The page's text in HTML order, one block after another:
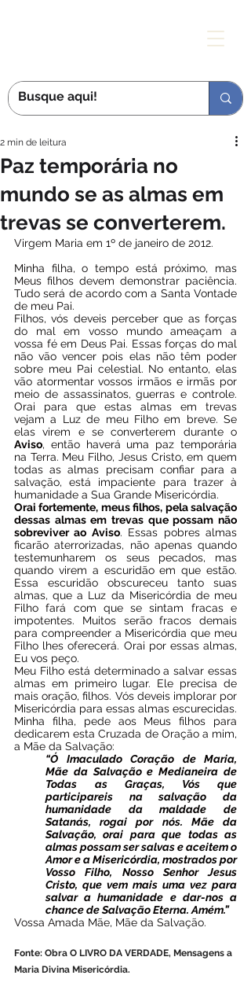
Paz temporária no
mundo se as almas em
trevas se converterem.
2 min de leitura
Virgem Maria em 1º de janeiro de 2012.
Minha filha, o tempo está próximo, mas
Meus filhos devem demonstrar paciência.
Tudo será de acordo com a Santa Vontade
de meu Pai.
Filhos, vós deveis perceber que as forças
do mal em vosso mundo ameaçam a
vossa fé em Deus Pai. Essas forças do mal
não vão vencer pois elas não têm poder
sobre meu Pai celestial. No entanto, elas
vão atormentar vossos irmãos e irmãs por
meio de assassinatos, guerras e controle.
Orai para que estas almas em trevas
vejam a Luz de meu Filho em breve. Se
Aviso, então haverá uma paz temporária
na Terra. Meu Filho, Jesus Cristo, em quem
todas as almas precisam confiar para a
salvação, está impaciente para trazer à
humanidade a Sua Grande Misericórdia.
Orai fortemente, meus filhos, pela salvação
dessas almas em trevas que possam não
sobreviver ao Aviso. Essas pobres almas
ficarão aterrorizadas, não apenas quando
testemunharem os seus pecados, mas
quando virem a escuridão em que estão.
Essa escuridão obscureceu tanto suas
almas, que a Luz da Misericórdia de meu
Filho fará com que se sintam fracas e
impotentes. Muitos serão fracos demais
para compreender a Misericórdia que meu
Filho lhes oferecerá. Orai por essas almas,
Eu vos peço.
Meu Filho está determinado a salvar essas
almas em primeiro lugar. Ele precisa de
mais oração, filhos. Vós deveis implorar por
Misericórdia para essas almas escurecidas.
Minha filha, pede aos Meus filhos para
dedicarem esta Cruzada de Oração a mim,
a Mãe da Salvação:
“Ó Imaculado Coração de Maria,
Mãe da Salvação e Medianeira de
Todas as Graças, Vós que
participareis na salvação da
humanidade da maldade de
Satanás, rogai por nós. Mãe da
Salvação, orai para que todas as
almas possam ser salvas e aceitem o
Amor e a Misericórdia, mostrados por
Vosso Filho, Nosso Senhor Jesus
Cristo, que vem mais uma vez para
salvar a humanidade e dar-nos a
chance de Salvação Eterna. Amém.”
Vossa Amada Mãe, Mãe da Salvação.
Fonte: Obra O LIVRO DA VERDADE, Mensagens a
Maria Divina Misericórdia.